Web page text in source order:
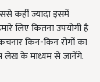
कहीं ज्यादा इसमें
लिए कितना उपयोगी है
किन-किन रोगों का
लेख के माध्यम से जानेंगे.